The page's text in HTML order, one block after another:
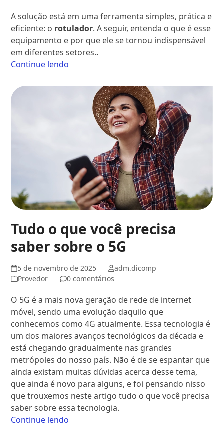
A solução está em uma ferramenta simples, prática e
eficiente: o rotulador. A seguir, entenda o que é esse
equipamento e por que ele se tornou indispensável
em diferentes setores..
Continue lendo
Tudo o que você precisa
saber sobre o 5G
5 de novembro de 2025
adm.dicomp
Provedor
0 comentários
O 5G é a mais nova geração de rede de internet
móvel, sendo uma evolução daquilo que
conhecemos como 4G atualmente. Essa tecnologia é
um dos maiores avanços tecnológicos da década e
está chegando gradualmente nas grandes
metrópoles do nosso país. Não é de se espantar que
ainda existam muitas dúvidas acerca desse tema,
que ainda é novo para alguns, e foi pensando nisso
que trouxemos neste artigo tudo o que você precisa
saber sobre essa tecnologia.
Continue lendo